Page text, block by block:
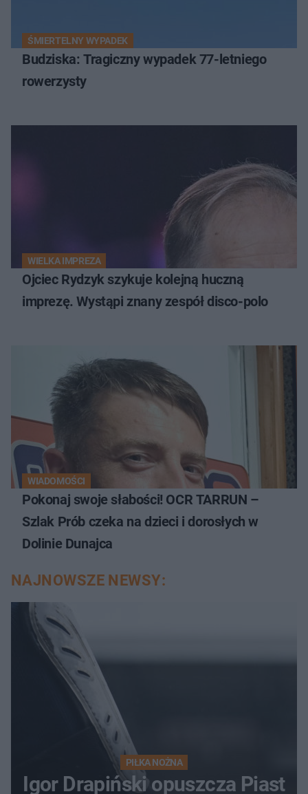
ŚMIERTELNY WYPADEK
Budziska: Tragiczny wypadek 77-letniego
rowerzysty
WIELKA IMPREZA
Ojciec Rydzyk szykuje kolejną huczną
imprezę. Wystąpi znany zespół disco-polo
WIADOMOŚCI
Pokonaj swoje słabości! OCR TARRUN –
Szlak Prób czeka na dzieci i dorosłych w
Dolinie Dunajca
NAJNOWSZE NEWSY:
PIŁKA NOŻNA
Igor Drapiński opuszcza Piast